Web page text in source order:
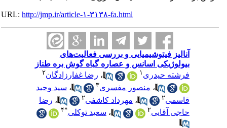
URL:http://jmp.ir/article-۱-۳۱۳۸-fa.html
آنالیز فیتوشیمیایی و بررسی فعالیت‌های
بیولوژیکی اسانس و عصاره گیاه گوش‌ بره ‌طناز
فرشته حیدری۱ ،رضا غفارزادگان۲
،منصور مفسری ،سید وحید
قاسمی
،مهرداد کاشفی ۲ ،رضا
حاجی آقایی ۲ ،سعید توکلی*۴